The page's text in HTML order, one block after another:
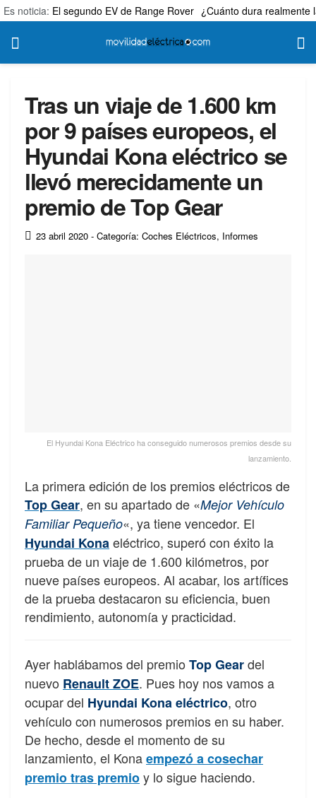
Es noticia: El segundo EV de Range Rover ¿Cuánto dura realmente
Tras un viaje de 1.600 km
por 9 países europeos, el
Hyundai Kona eléctrico se
llevó merecidamente un
premio de Top Gear
23 abril 2020 - Categoría: Coches Eléctricos, Informes
El Hyundai Kona Eléctrico ha conseguido numerosos premios desde su
lanzamiento.
La primera edición de los premios eléctricos de
Top Gear, en su apartado de «Mejor Vehículo
Familiar Pequeño«, ya tiene vencedor. El
Hyundai Konaeléctrico, superó con éxito la
prueba de un viaje de 1.600 kilómetros, por
nueve países europeos. Al acabar, los artífices
de la prueba destacaron su eficiencia, buen
rendimiento, autonomía y practicidad.
Ayer hablábamos del premio Top Geardel
nuevo Renault ZOE. Pues hoy nos vamos a
ocupar del Hyundai Kona eléctrico, otro
vehículo con numerosos premios en su haber.
De hecho, desde el momento de su
lanzamiento, el Konaempezó a cosechar
premio tras premioy lo sigue haciendo.